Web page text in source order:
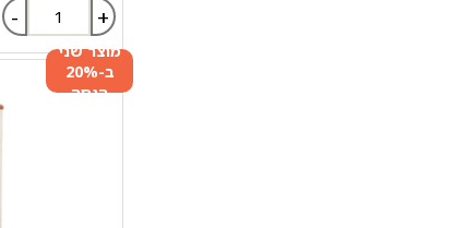
- +
מוצר שני
ב-20%
הנחה